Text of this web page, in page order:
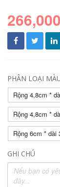
PHÂN LOẠI
Rộng 4,8cm *
Rộng 4,8cm *
Rộng 6cm * dài
GHI CHÚ